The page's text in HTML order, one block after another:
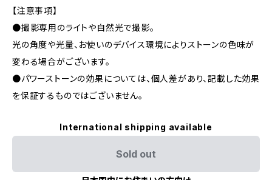
【注意事項】
●撮影専用のライトや自然光で撮影。
光の角度や光量、お使いのデバイス環境によりストーンの色味が
変わる場合がございます。
●パワーストーンの効果については、個人差があり、記載した効果
を保証するものではございません。
International shipping available
Sold out